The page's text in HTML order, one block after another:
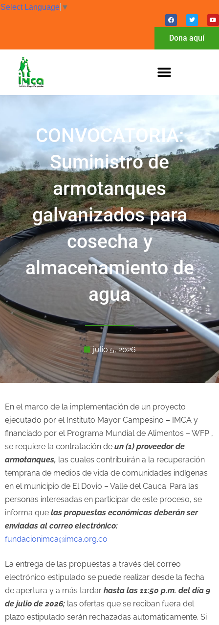
Select Language ▼
Dona aquí
CONVOCATORIA:
Suministro de
armotanques
galvanizados para
cosecha y
almacenamiento de
agua
julio 5, 2026
En el marco de la implementación de un proyecto
ejecutado por el Instituto Mayor Campesino – IMCA y
financiado por el Programa Mundial de Alimentos – WFP ,
se requiere la contratación de un (1) proveedor de
armotanques, las cuales contribuirán a la recuperación
temprana de medios de vida de comunidades indígenas
en el municipio de El Dovio – Valle del Cauca. Para las
personas interesadas en participar de este proceso, se
informa que las propuestas económicas deberán ser
enviadas al correo electrónico:
fundacionimca@imca.org.co
La entrega de las propuestas a través del correo
electrónico estipulado se puede realizar desde la fecha
de apertura y a más tardar hasta las 11:50 p.m. del día 9
de julio de 2026; las ofertas que se reciban fuera del
plazo estipulado serán rechazadas automáticamente. Si